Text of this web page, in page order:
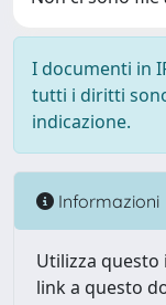
I documenti in
tutti i diritti
indicazione.
Informazioni
Utilizza
link a questo